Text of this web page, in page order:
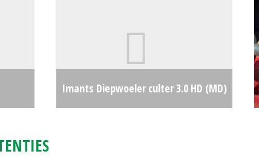
Imants Diepwoeler culter 3.0 HD (MD)